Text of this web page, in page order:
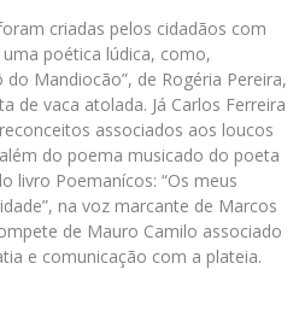
criadas pelos cidadãos com
poética lúdica, como,
Mandiocão”, de Rogéria Pereira,
de vaca atolada. Já Carlos Ferreira
associados aos loucos
do poema musicado do poeta
livro Poemanícos: “Os meus
na voz marcante de Marcos
de Mauro Camilo associado
e comunicação com a plateia.